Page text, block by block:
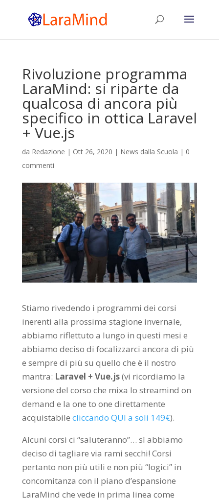
Rivoluzione programma
LaraMind: si riparte da
qualcosa di ancora più
specifico in ottica Laravel
+ Vue.js
da Redazione | Ott 26, 2020 | News dalla Scuola | 0
commenti
Stiamo rivedendo i programmi dei corsi
inerenti alla prossima stagione invernale,
abbiamo riflettuto a lungo in questi mesi e
abbiamo deciso di focalizzarci ancora di più
e sempre di più su quello che è il nostro
mantra: Laravel + Vue.js(vi ricordiamo la
versione del corso che mixa lo streamind on
demand e la one to one direttamente
acquistabile cliccando QUI a soli 149€).
Alcuni corsi ci “saluteranno”… sì abbiamo
deciso di tagliare via rami secchi! Corsi
pertanto non più utili e non più “logici” in
concomitanza con il piano d’espansione
LaraMind che vede in prima linea come